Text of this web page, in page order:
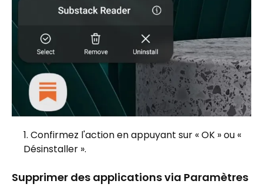
Confirmez l'action en appuyant sur « OK » ou «
Désinstaller ».
Supprimer des applications via Paramètres